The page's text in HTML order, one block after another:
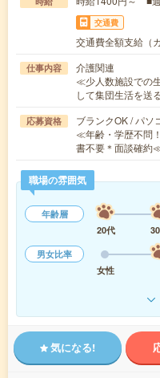
交通費
交通費全額支給（
仕事内容
介護関連
≪少人数施設での
して集団生活を送
応募資格
ブランクOK / パソ
≪年齢・学歴不問
書不要＊面談確
職場の雰囲気
年齢層
20代
男女比率
女性
気になる!